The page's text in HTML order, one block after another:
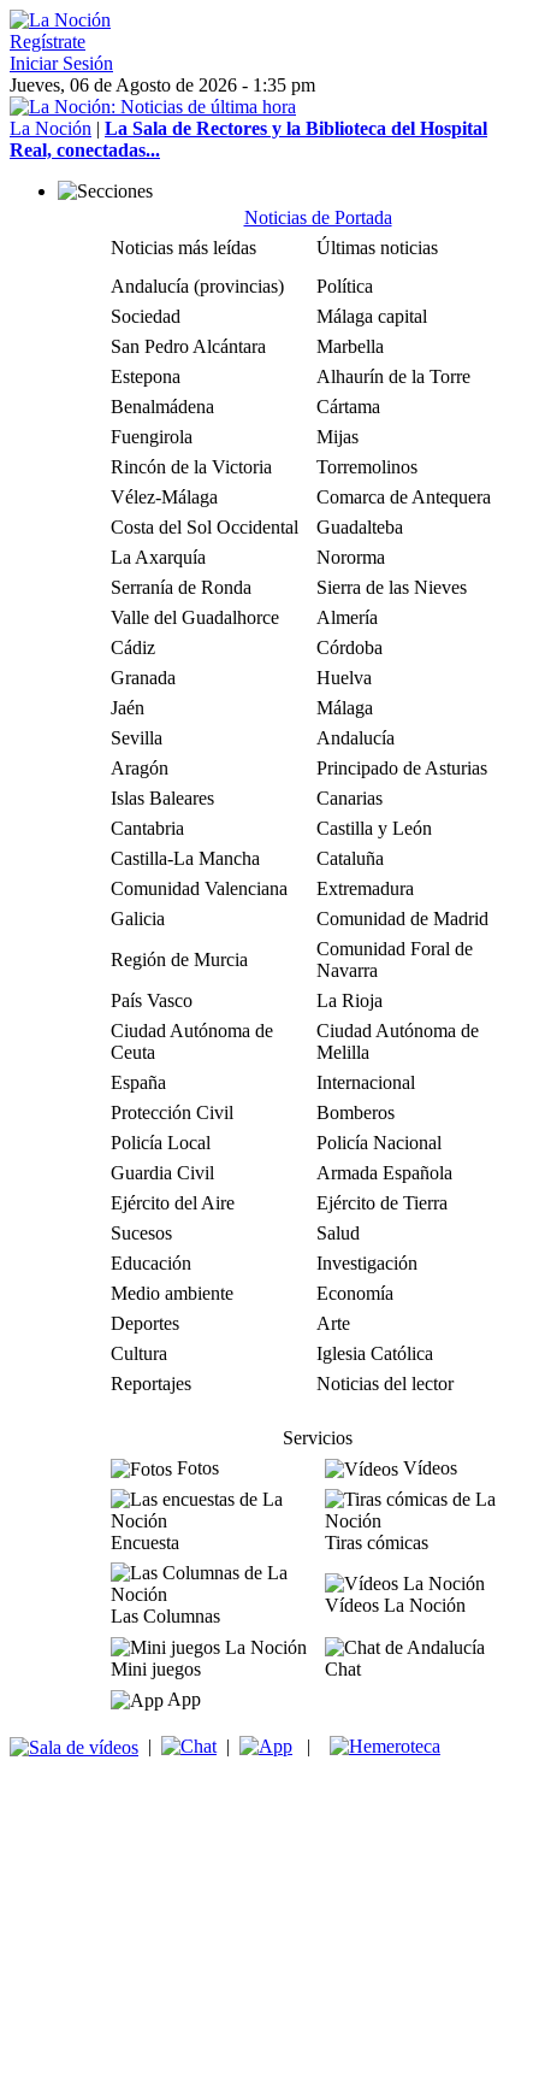
Regístrate
Iniciar Sesión
Jueves, 06 de Agosto de 2026 - 1:35 pm
La Noción | La Sala de Rectores y la Biblioteca del Hospital
Real, conectadas...
Noticias de Portada
Noticias más leídas
Últimas noticias
Andalucía (provincias)
Política
Sociedad
Málaga capital
San Pedro Alcántara
Marbella
Estepona
Alhaurín de la Torre
Benalmádena
Cártama
Fuengirola
Mijas
Rincón de la Victoria
Torremolinos
Vélez-Málaga
Comarca de Antequera
Costa del Sol Occidental
Guadalteba
La Axarquía
Nororma
Serranía de Ronda
Sierra de las Nieves
Valle del Guadalhorce
Almería
Cádiz
Córdoba
Granada
Huelva
Jaén
Málaga
Sevilla
Andalucía
Aragón
Principado de Asturias
Islas Baleares
Canarias
Cantabria
Castilla y León
Castilla-La Mancha
Cataluña
Comunidad Valenciana
Extremadura
Galicia
Comunidad de Madrid
Región de Murcia
Comunidad Foral de
Navarra
País Vasco
La Rioja
Ciudad Autónoma de
Ceuta
Ciudad Autónoma de
Melilla
España
Internacional
Protección Civil
Bomberos
Policía Local
Policía Nacional
Guardia Civil
Armada Española
Ejército del Aire
Ejército de Tierra
Sucesos
Salud
Educación
Investigación
Medio ambiente
Economía
Deportes
Arte
Cultura
Iglesia Católica
Reportajes
Noticias del lector
Servicios
Fotos
Vídeos
Encuesta Tiras cómicas
Las Columnas
Vídeos La Noción
Mini juegos
Chat
App
| | |